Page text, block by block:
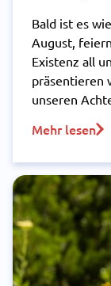
Bald ist es
August,
Existenz all
präsentieren
unseren
Mehr lesen